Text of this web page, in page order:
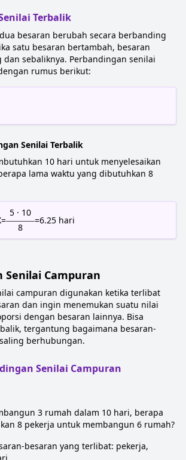
Terbalik
besaran berubah secara berbanding
satu besaran bertambah, besaran
sebaliknya. Perbandingan senilai
rumus berikut:
Senilai Terbalik
10 hari untuk menyelesaikan
lama waktu yang dibutuhkan 8
=
5 · 10
8
=6.25 hari
Senilai Campuran
campuran digunakan ketika terlibat
dan ingin menemukan suatu nilai
dengan besaran lainnya. Bisa
tergantung bagaimana besaran-
berhubungan.
Senilai Campuran
3 rumah dalam 10 hari, berapa
8 pekerja untuk membangun 6 rumah?
besaran yang terlibat: pekerja,